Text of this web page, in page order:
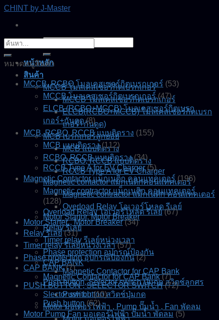
Skip
content
CHINT by J-Master
หน้าหลัก
สินค้า
MCCB โมลเคสเซอร์กิตเบรกเกอร์
MCCB โมลเคสเซอร์กิตเบรกเกอร์
ELCB(RCBO+MCCB) โมลเคสเซอร์กิตเบรก
เกอร์+กันดูด)
MCB เบรกเกอร์ลูกย่อย
MCB แบบติดราง
RCBO, RCCB แบบติดราง
RCCB Type A for EV Charger
Magnetic contactor แมกเนติกคอนแทคเตอร์
Magnetic contractor แม็กเนติก คอนแทคเตอร์
Overload Relay โอเวอร์โหลด รีเลย์
Motor Startor, Motor Breaker
Relay รีเลย์
Timer relay รีเลย์หน่วงเวลา
Phase protection อุปกรณ์ป้องกัน
CAP BANK
Magnetic Contactor for CAP Bank
Push button, Selector switch ปุ่มกด สวิตช์ลูกศร
Push button สวิตช์ปุ่มกด
Motor มอเตอร์ไฟฟ้า , Pump ปั๊มน้ำ , Fan พัดลม
ค้นหา:
หมวดหมู่สินค้า
MCCB, RCBO โมลเคสเซอร์กิตเบรกเกอร์ (53)
MCCB โมลเคสเซอร์กิตเบรกเกอร์ (47)
ELCB (RCBO+MCCB) โมลเคสเซอร์กิตเบรก
เกอร์+กันดูด (8)
MCB, RCBO, RCCB แบบติดราง (155)
MCB แบบติดราง (112)
RCBO, RCCB แบบติดราง (34)
RCCB Type A for EV Charger (5)
Magnetic Contactor แม็กเนติก คอนแทคเตอร์ (196)
Magnetic contractor แม็กเนติก คอนแทคเตอร์
(128)
Overload Relay โอเวอร์โหลด รีเลย์ (67)
Motor Starter , Motor Breaker (34)
Relay รีเลย์ (31)
Timer relay รีเลย์หน่วงเวลา (57)
Phase protection อุปกรณ์ป้องกัน (2)
CAP BANK (7)
Magnetic Contactor for CAP Bank (7)
PUSH BUTTON , SELECTOR SWITCH (72)
Slector switch (10)
Push button (62)
Motor Pump Fan มอเตอร์ไฟฟ้า ปั๊มน้ำ พัดลม (5)